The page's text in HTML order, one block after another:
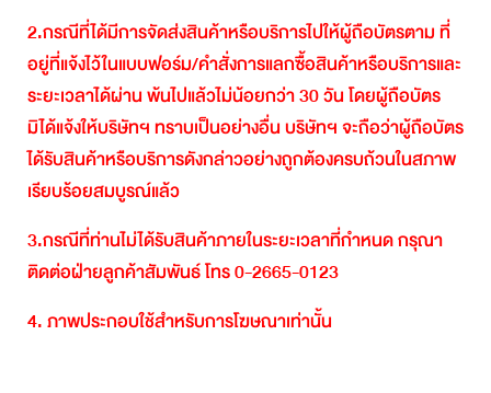
2.กรณีที่ได้มีการจัดส่งสินค้าหรือบริการไปให้ผู้ถือบัตรตามที่
อยู่ที่แจ้งไว้ในแบบฟอร์ม/คำสั่งการแลกซื้อสินค้าหรือบริการและ
ระยะเวลาได้ผ่านพ้นไปแล้วไม่น้อยกว่า30วันโดยผู้ถือบัตร
มิได้แจ้งให้บริษัทฯทราบเป็นอย่างอื่นบริษัทฯจะถือว่าผู้ถือบัตร
ได้รับสินค้าหรือบริการดังกล่าวอย่างถูกต้องครบถ้วนในสภาพ
เรียบร้อยสมบูรณ์แล้ว
3.กรณีที่ท่านไม่ได้รับสินค้าภายในระยะเวลาที่กำหนดกรุณา
ติดต่อฝ่ายลูกค้าสัมพันธ์โทร0-2665-0123
4.ภาพประกอบใช้สำหรับการโฆษณาเท่านั้น